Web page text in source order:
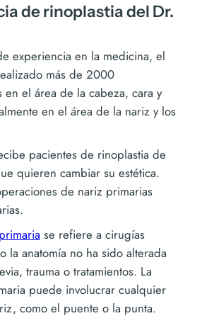
de rinoplastia del Dr.
experiencia en la medicina, el
más de 2000
en el área de la cabeza, cara y
en el área de la nariz y los
pacientes de rinoplastia de
quieren cambiar su estética.
de nariz primarias
se refiere a cirugías
la anatomía no ha sido alterada
trauma o tratamientos. La
puede involucrar cualquier
como el puente o la punta.